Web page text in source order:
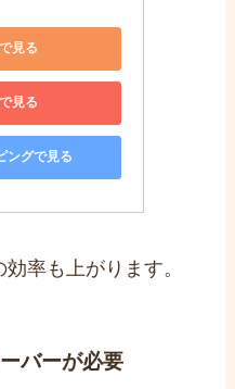
見る
見る
ングで見る
率も上がります。
バーが必要